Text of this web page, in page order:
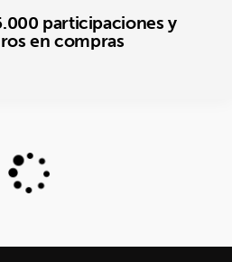
participaciones y
en compras